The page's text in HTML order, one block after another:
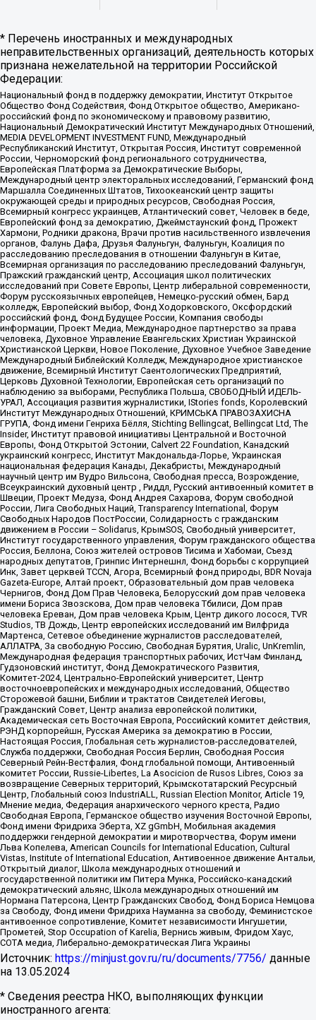
* Перечень иностранных и международных
неправительственных организаций, деятельность которых
признана нежелательной на территории Российской
Федерации:
Национальный фонд в поддержку демократии, Институт Открытое
Общество Фонд Содействия, Фонд Открытое общество, Американо-
российский фонд по экономическому и правовому развитию,
Национальный Демократический Институт Международных Отношений,
MEDIA DEVELOPMENT INVESTMENT FUND, Международный
Республиканский Институт, Открытая Россия, Институт современной
России, Черноморский фонд регионального сотрудничества,
Европейская Платформа за Демократические Выборы,
Международный центр электоральных исследований, Германский фонд
Маршалла Соединенных Штатов, Тихоокеанский центр защиты
окружающей среды и природных ресурсов, Свободная Россия,
Всемирный конгресс украинцев, Атлантический совет, Человек в беде,
Европейский фонд за демократию, Джеймстаунский фонд, Прожект
Хармони, Родники дракона, Врачи против насильственного извлечения
органов, Фалунь Дафа, Друзья Фалуньгун, Фалуньгун, Коалиция по
расследованию преследования в отношении Фалуньгун в Китае,
Всемирная организация по расследованию преследований Фалуньгун,
Пражский гражданский центр, Ассоциация школ политических
исследований при Совете Европы, Центр либеральной современности,
Форум русскоязычных европейцев, Немецко-русский обмен, Бард
колледж, Европейский выбор, Фонд Ходорковского, Оксфордский
российский фонд, Фонд Будущее России, Компания свободы
информации, Проект Медиа, Международное партнерство за права
человека, Духовное Управление Евангельских Христиан Украинской
Христианской Церкви, Новое Поколение, Духовное Учебное Заведение
Международный Библейский Колледж, Международное христианское
движение, Всемирный Институт Саентологических Предприятий,
Церковь Духовной Технологии, Европейская сеть организаций по
наблюдению за выборами, Республика Польша, СВОБОДНЫЙ ИДЕЛЬ-
УРАЛ, Ассоциация развития журналистики, IStories fonds, Королевский
Институт Международных Отношений, КРИМСЬКА ПРАВОЗАХИСНА
ГРУПА, Фонд имени Генриха Бёлля, Stichting Bellingcat, Bellingcat Ltd, The
Insider, Институт правовой инициативы Центральной и Восточной
Европы, Фонд Открытой Эстонии, Calvert 22 Foundation, Канадский
украинский конгресс, Институт Макдональда-Лорье, Украинская
национальная федерация Канады, Декабристы, Международный
научный центр им Вудро Вильсона, Свободная пресса, Возрождение,
Всеукраинский духовный центр , Риддл, Русский антивоенный комитет в
Швеции, Проект Медуза, Фонд Андрея Сахарова, Форум свободной
России, Лига Свободных Наций, Transparеncy International, Форум
Свободных Народов ПостРоссии, Солидарность с гражданским
движением в России – Solidarus, КрымSOS, Свободный университет,
Институт государственного управления, Форум гражданского общества
Россия, Беллона, Союз жителей островов Тисима и Хабомаи, Съезд
народных депутатов, Гринпис Интернешнл, Фонд борьбы с коррупцией
Инк, Завет церквей TCCN, Агора, Всемирный фонд природы, BDR Novaja
Gazeta-Europe, Алтай проект, Образовательный дом прав человека
Чернигов, Фонд Дом Прав Человека, Белорусский дом прав человека
имени Бориса Звозскова, Дом прав человека Тбилиси, Дом прав
человека Ереван, Дом прав человека Крым, Центр дикого лосося, TVR
Studios, ТВ Дождь, Центр европейских исследований им Вилфрида
Мартенса, Сетевое объединение журналистов расследователей,
АЛЛАТРА, За свободную Россию, Свободная Бурятия, Uralic, UnKremlin,
Международная федерация транспортных рабочих, ИстЧам Финланд,
Гудзоновский институт, Фонд Демократического Развития,
Комитет-2024, Центрально-Европейский университет, Центр
восточноевропейских и международных исследований, Общество
Сторожевой башни, Библии и трактатов Свидетелей Иеговы,
Гражданский Совет, Центр анализа европейской политики,
Академическая сеть Восточная Европа, Российский комитет действия,
РЭНД корпорейшн, Русская Америка за демократию в России,
Настоящая Россия, Глобальная сеть журналистов-расследователей,
Служба поддержки, Свободная Россия Берлин, Свободная Россия
Северный Рейн-Вестфалия, Фонд глобальной помощи, Антивоенный
комитет России, Russie-Libertes, La Asocicion de Rusos Libres, Союз за
возвращение Северных территорий, Крымскотатарский Ресурсный
Центр, Глобальный союз IndustriALL, Russian Election Monitor, Article 19,
Мнение медиа, Федерация анархического черного креста, Радио
Свободная Европа, Германское общество изучения Восточной Европы,
Фонд имени Фридриха Эберта, XZ gGmbH, Мобильная академия
поддержки гендерной демократии и миротворчества, Форум имени
Льва Копелева, American Councils for International Education, Cultural
Vistas, Institute of International Education, Антивоенное движение Антальи,
Открытый диалог, Школа международных отношений и
государственной политики им Питера Мунка, Российско-канадский
демократический альянс, Школа международных отношений им
Нормана Патерсона, Центр Гражданских Свобод, Фонд Бориса Немцова
за Свободу, Фонд имени Фридриха Науманна за свободу, Феминистское
антивоенное сопротивление, Комитет независимости Ингушетии,
Прометей, Stop Occupation of Karelia, Вернись живым, Фридом Хаус,
СОТА медиа, Либерально-демократическая Лига Украины
Источник: https://minjust.gov.ru/ru/documents/7756/ данные
на 13.05.2024
* Сведения реестра НКО, выполняющих функции
иностранного агента: